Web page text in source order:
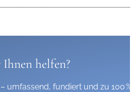
helfen?
umfassend, fundiert und zu 100